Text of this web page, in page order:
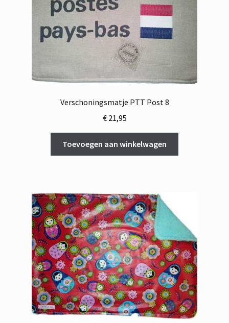
Verschoningsmatje PTT Post 8
€21,95
Toevoegen aan winkelwagen